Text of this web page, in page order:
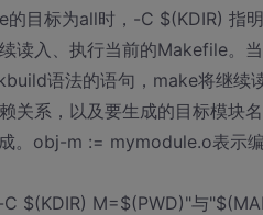
的目标为all时，-C $(KDIR) 指
读入、执行当前的Makefile。
语法的语句，make将继续
关系，以及要生成的目标模
。obj-m := mymodule.o表示
$(KDIR) M=$(PWD)"与